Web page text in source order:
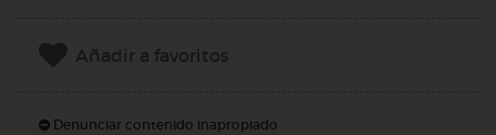
Añadir a favoritos
Denunciar contenido inapropiado